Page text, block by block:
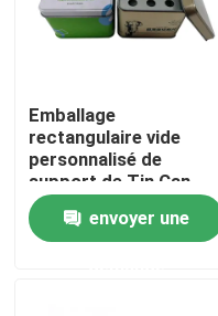
À la maison
Produits
Emballage
rectangulaire vide
personnalisé de
support de Tin Can
Container Box Case
métal avec le
couvercle
envoyer une